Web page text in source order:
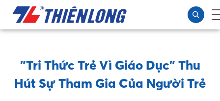
"Tri Thức Trẻ Vì Giáo Dục" Thu
Hút Sự Tham Gia Của Người Trẻ